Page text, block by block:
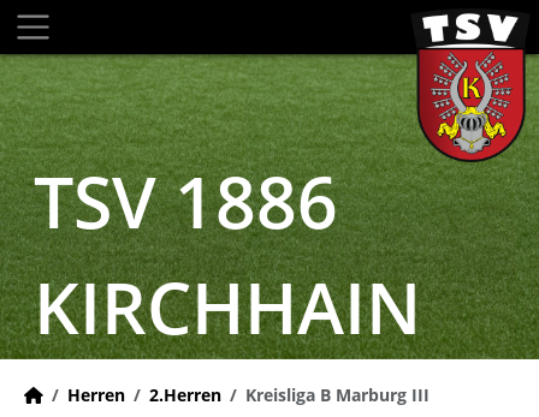
TSV 1886
KIRCHHAIN
Herren 2.Herren Kreisliga B Marburg III